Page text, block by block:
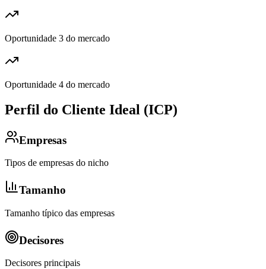
Oportunidade 3 do mercado
Oportunidade 4 do mercado
Perfil do Cliente Ideal (ICP)
Empresas
Tipos de empresas do nicho
Tamanho
Tamanho típico das empresas
Decisores
Decisores principais